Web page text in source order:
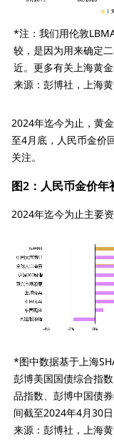
*注：我们用伦敦
较，是因为用来确定
近。更多有关上海黄
来源：彭博社，上海
2024年迄今为止，黄
至4月底，人民币金价
关注。
图2：人民币金价
2024年迄今为止主要
*图中数据基于上海
彭博美国国债综合指
品指数、彭博中国债
间截至2024年4月30
来源：彭博社，上海